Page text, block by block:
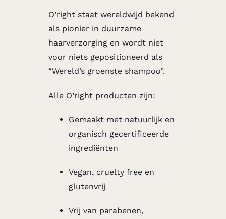
O’right staat wereldwijd bekend
als pionier in duurzame
haarverzorging en wordt niet
voor niets gepositioneerd als
“Wereld’s groenste shampoo”.
Alle O’right producten zijn:
Gemaakt met natuurlijk en
organisch gecertificeerde
ingrediënten
Vegan, cruelty free en
glutenvrij
Vrij van parabenen,